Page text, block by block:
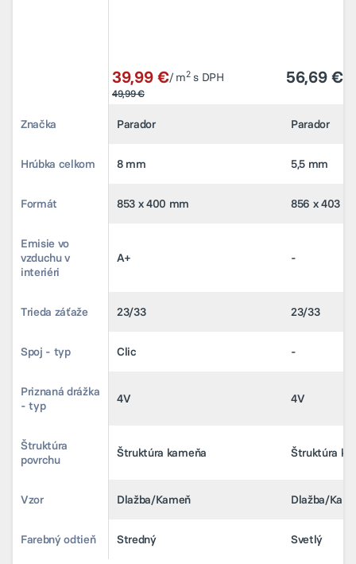
39,99 €
49,99 €
/ m2s DPH 56,69 €/
Značka Parador Parador
Hrúbka celkom 8 mm 5,5 mm
Formát 853 x 400 mm 856 x 403
Emisie vo
vzduchu v
interiéri
A+ -
Trieda záťaže 23/33 23/33
Spoj - typ Clic -
Priznaná drážka
- typ
4V 4V
Štruktúra
povrchu
Štruktúra kameňa Štruktúra
Vzor Dlažba/Kameň Dlažba/
Farebný odtieň Stredný Svetlý
39,99 €
49,99 €
/ m2s DPH 56,69 €/
Značka Parador Parador
Hrúbka celkom 8 mm 5,5 mm
Formát 853 x 400 mm 856 x 403
Emisie vo
vzduchu v
interiéri
A+ -
Trieda záťaže 23/33 23/33
Spoj - typ Clic -
Priznaná drážka
- typ
4V 4V
Štruktúra
povrchu
Štruktúra kameňa Štruktúra
Vzor Dlažba/Kameň Dlažba/
Farebný odtieň Stredný Svetlý